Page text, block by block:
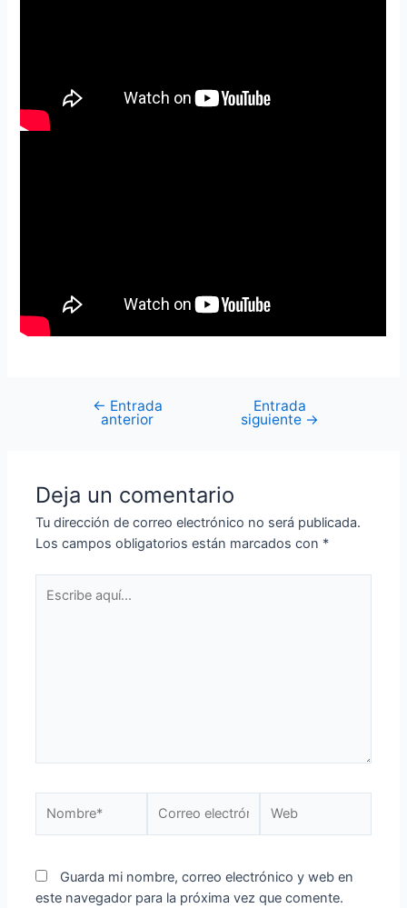
← Entrada
anterior
Entrada
siguiente →
Deja un comentario
Tu dirección de correo electrónico no será publicada.
Los campos obligatorios están marcados con *
Guarda mi nombre, correo electrónico y web en
este navegador para la próxima vez que comente.